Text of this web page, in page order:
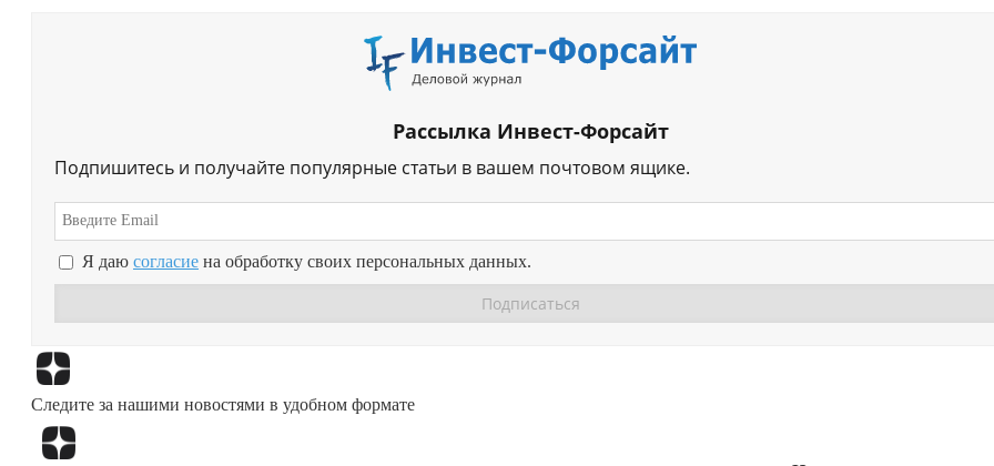
Рассылка Инвест-Форсайт
Подпишитесь и получайте популярные статьи в вашем почтовом ящике.
Я даю согласие на обработку своих персональных данных.
Следите за нашими новостями в удобном формате